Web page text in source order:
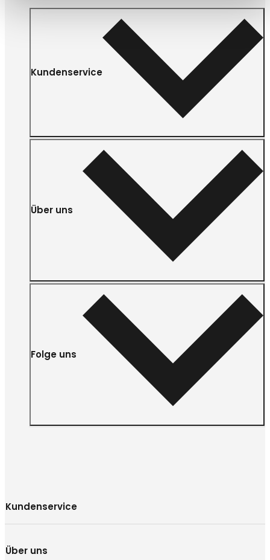
Kundenservice
Über uns
Folge uns
Kundenservice
Über uns